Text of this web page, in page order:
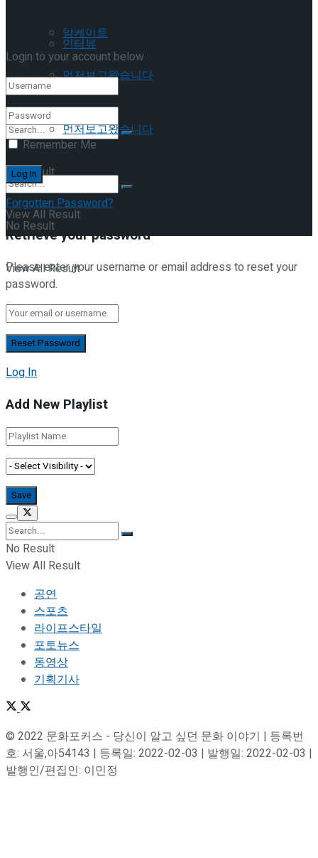
앙케이트
먼저보고왔습니다
No Result
View All Result
인터뷰
먼저보고왔습니다
No Result
View All Result
Welcome Back!
Login to your account below
Remember Me
Forgotten Password?
Retrieve your password
Please enter your username or email address to reset your
password.
Log In
Add New Playlist
No Result
View All Result
공연
스포츠
라이프스타일
포토뉴스
동영상
기획기사
© 2022 문화포커스 - 당신이 알고 싶던 문화 이야기 | 등록번
호: 서울,아54143 | 등록일: 2022-02-03 | 발행일: 2022-02-03 |
발행인/편집인: 이민정